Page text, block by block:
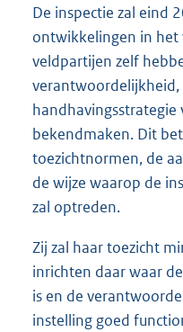
De inspectie zal eind
ontwikkelingen in het
veldpartijen zelf
handhavingsstrategie
bekendmaken. Dit
toezichtnormen, de
de wijze waarop de
zal optreden.
Zij zal haar toezicht
inrichten daar waar
is en de
instelling goed